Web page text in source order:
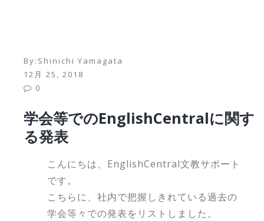
By: Shinichi Yamagata
12月 25, 2018
0
学会等でのEnglishCentralに関す
る発表
こんにちは、EnglishCentral文教サポート
です。
こちらに、社内で把握しきれている過去の
学会等々での発表をリストしました。